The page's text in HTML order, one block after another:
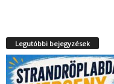
Legutóbbi bejegyzések